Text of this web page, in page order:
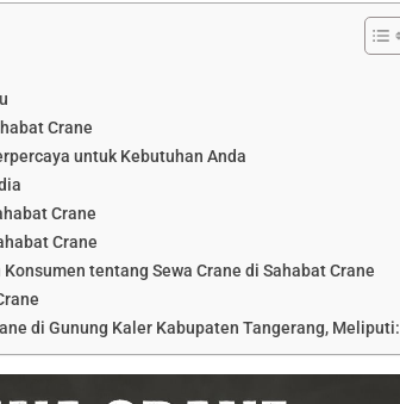
Crane
untuk Kebutuhan Anda
Crane
Crane
tentang Sewa Crane di Sahabat Crane
di Gunung Kaler Kabupaten Tangerang, Meliputi: